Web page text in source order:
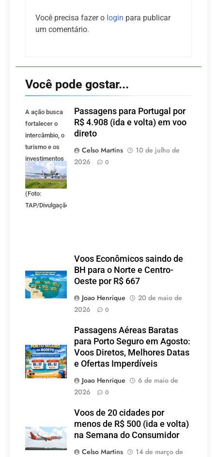
Você precisa fazer o login para publicar
um comentário.
Você pode gostar...
A ação busca
fortalecer o
intercâmbio, o
turismo e os
investimentos
entre Brasil e
Portugal.
(Foto:
TAP/Divulgação)
Passagens para Portugal por
R$ 4.908 (ida e volta) em voo
direto
Celso Martins
10 de julho de
2026
0
Voos Econômicos saindo de
BH para o Norte e Centro-
Oeste por R$ 667
Joao Henrique
20 de maio de
2026
0
Passagens Aéreas Baratas
para Porto Seguro em Agosto:
Voos Diretos, Melhores Datas
e Ofertas Imperdíveis
Joao Henrique
6 de maio de
2026
0
Voos de 20 cidades por
menos de R$ 500 (ida e volta)
na Semana do Consumidor
Celso Martins
14 de março de